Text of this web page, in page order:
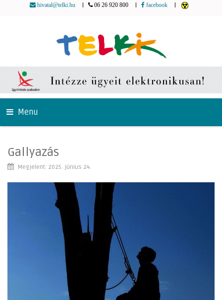
hivatal@telki.hu 06 26 920 800 facebook
Menu
Gallyazás
Megjelent: 2025. június 24.